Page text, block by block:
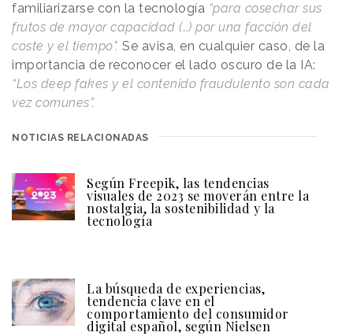
familiarizarse con la tecnología “para cosechar sus
frutos de mayor capacidad (…) por una facción del
coste y el tiempo". Se avisa, en cualquier caso, de la
importancia de reconocer el lado oscuro de la IA:
“Los deep fakes y el contenido fraudulento son cada
vez comunes”.
NOTICIAS RELACIONADAS
Según Freepik, las tendencias
visuales de 2023 se moverán entre la
nostalgia, la sostenibilidad y la
tecnología
La búsqueda de experiencias,
tendencia clave en el
comportamiento del consumidor
digital español, según Nielsen